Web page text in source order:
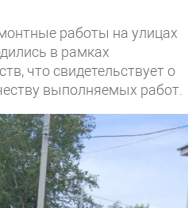
работы на улицах
в рамках
что свидетельствует о
выполняемых работ.